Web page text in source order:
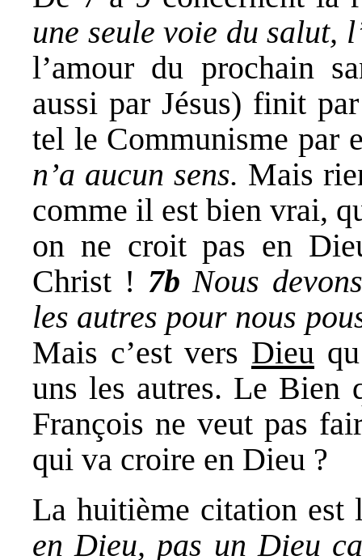
une seule voie du salut,
l’amour du prochain
aussi par Jésus) finit
tel le Communisme par
n’a aucun sens. Mais
comme il est bien vrai,
on ne croit pas en
Christ ! 7b Nous
les autres pour nous
Mais c’est vers Dieu
uns les autres. Le Bien
François ne veut pas
qui va croire en Dieu ?
La huitième citation est
en Dieu, pas un Dieu